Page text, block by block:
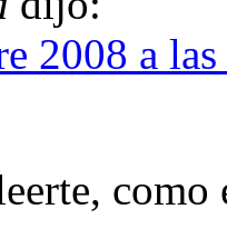
2008 a